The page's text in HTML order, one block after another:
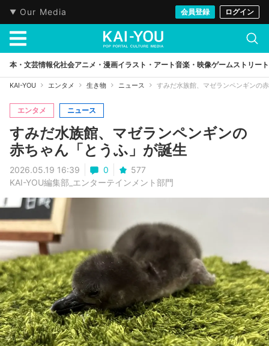
Our Media 会員登録 ログイン
本・文芸情報化社会アニメ・漫画イラスト・アート音楽・映像ゲームストリート
KAI-YOU エンタメ 生き物 ニュース すみだ水族館、マゼランペンギンの
エンタメ ニュース
すみだ水族館、マゼランペンギンの
赤ちゃん「とうふ」が誕生
2026.05.19 16:39 0
577
KAI-YOU編集部_エンターテインメント部門